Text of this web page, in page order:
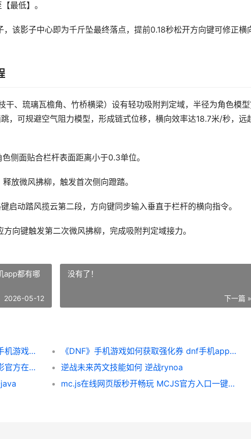
最低】。
该影子中心即为千斤坠最终落点，提前0.18秒松开方向键可修正横
干、琉璃瓦檐角、竹桥横梁）设有轻功吸附判定域，半径为角色模
，可规避空气阻力模型，形成链式位移，横向效率达18.7米/秒，远
侧面贴合栏杆表面距离小于0.3单位。
放微风拂柳，触发首次侧向蹬踏。
启动踏风揽云第二段，方向键同步输入垂直于栏杆的横向指令。
向键触发第二次微风拂柳，完成吸附判定域接力。
app都有哪
2026-05-12
没有了！
下一篇 »
《天刀手机游戏》轻功如何飞得更远 手机游戏天涯明月刀
《DNF》手机游戏如何获取强化券 dnf手机app都有哪些
像素火影网页版正版不收费玩 像素火影官方在线畅玩入口 像素火影官方下载入口
逆战未来芮文技能如何 逆战rynoa
mc.js在线网页版秒开畅玩 MCJS官方入口一键尝试 minecraft网页版源码